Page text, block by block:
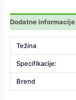
Dodatne informacije
Težina
Specifikacije:
Brend